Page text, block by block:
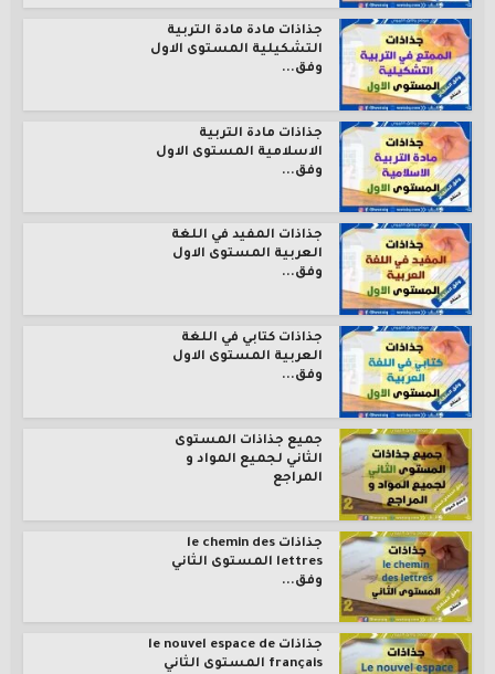
جذاذات مادة مادة التربية
التشكيلية المستوى الاول
وفق...
جذاذات مادة التربية
الاسلامية المستوى الاول
وفق...
جذاذات المفيد في اللغة
العربية المستوى الاول
وفق...
جذاذات كتابي في اللغة
العربية المستوى الاول
وفق...
جميع جذاذات المستوى
الثاني لجميع المواد و
المراجع
جذاذات le chemin des
lettres المستوى الثاني
وفق...
جذاذات le nouvel espace de
français المستوى الثاني